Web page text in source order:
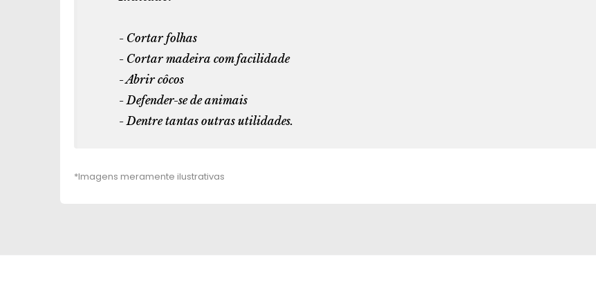
- Cortar folhas
- Cortar madeira com facilidade
- Abrir côcos
- Defender-se de animais
- Dentre tantas outras utilidades.